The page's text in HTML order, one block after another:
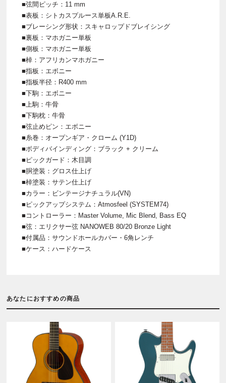
■弦間ピッチ：11 mm
■表板：シトカスプルース単板A.R.E.
■ブレーシング形状：スキャロップドブレイシング
■裏板：マホガニー単板
■側板：マホガニー単板
■棹：アフリカンマホガニー
■指板：エボニー
■指板半径：R400 mm
■下駒：エボニー
■上駒：牛骨
■下駒枕：牛骨
■弦止めピン：エボニー
■糸巻：オープンギア・クローム (Y1D)
■ボディバインディング：ブラック + クリーム
■ピックガード：木目調
■胴塗装：グロス仕上げ
■棹塗装：サテン仕上げ
■カラー：ビンテージナチュラル(VN)
■ピックアップシステム：Atmosfeel (SYSTEM74)
■コントローラー：Master Volume, Mic Blend, Bass EQ
■弦：エリクサー弦 NANOWEB 80/20 Bronze Light
■付属品：サウンドホールカバー・6角レンチ
■ケース：ハードケース
あなたにおすすめの商品